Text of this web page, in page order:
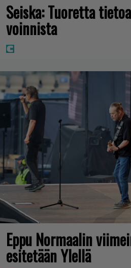
Seiska: Tuoretta
voinnista
Eppu Normaalin
esitetään Ylellä